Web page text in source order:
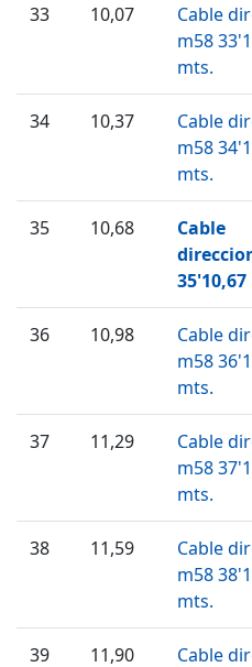
33 10,07
Cable
m58
mts.
34 10,37
Cable
m58
mts.
35 10,68
Cable
36 10,98
Cable
m58
mts.
37 11,29
Cable
m58
mts.
38 11,59
Cable
m58
mts.
39 11,90 Cable